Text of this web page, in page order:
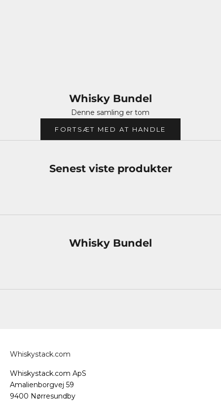
Whisky Bundel
Denne samling er tom
FORTSÆT MED AT HANDLE
Senest viste produkter
Whisky Bundel
Whiskystack.com
Whiskystack.com ApS
Amalienborgvej 59
9400 Nørresundby